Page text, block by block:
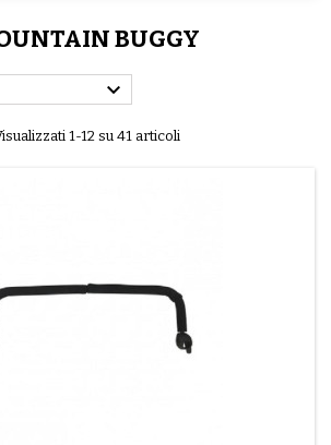
BUGGY

1-12 su 41 articoli